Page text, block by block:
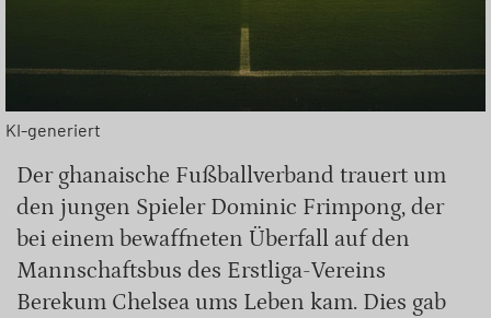
KI-generiert
Der ghanaische Fußballverband trauert um
den jungen Spieler Dominic Frimpong, der
bei einem bewaffneten Überfall auf den
Mannschaftsbus des Erstliga-Vereins
Berekum Chelsea ums Leben kam. Dies gab